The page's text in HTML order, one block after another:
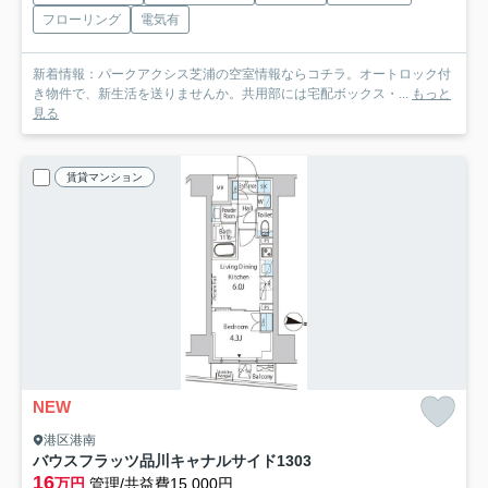
フローリング 電気有
新着情報：パークアクシス芝浦の空室情報ならコチラ。オートロック付
き物件で、新生活を送りませんか。共用部には宅配ボックス・... もっと
見る
賃貸マンション
NEW
港区港南
バウスフラッツ品川キャナルサイド1303
16万円 管理/共益費15,000円